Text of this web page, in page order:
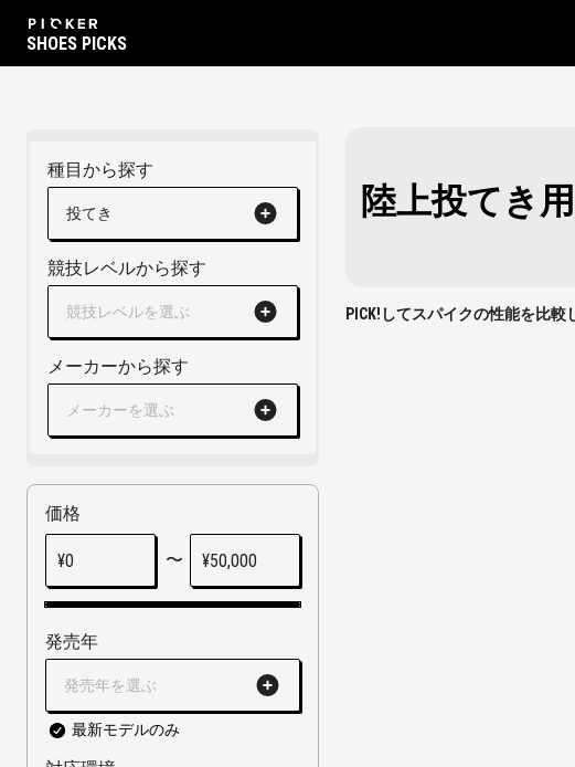
SHOES PICKS
種目から探す
投てき
競技レベルから探す
競技レベルを選ぶ
メーカーから探す
メーカーを選ぶ
価格
¥0 〜 ¥50,000
発売年
発売年を選ぶ
最新モデルのみ
陸上投てき
PICK!してスパイクの性能を比較